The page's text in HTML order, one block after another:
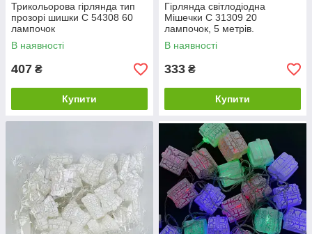
Трикольорова гірлянда тип
прозорі шишки С 54308 60
лампочок
В наявності
407 ₴
Купити
Гірлянда світлодіодна
Мішечки С 31309 20
лампочок, 5 метрів.
В наявності
333 ₴
Купити